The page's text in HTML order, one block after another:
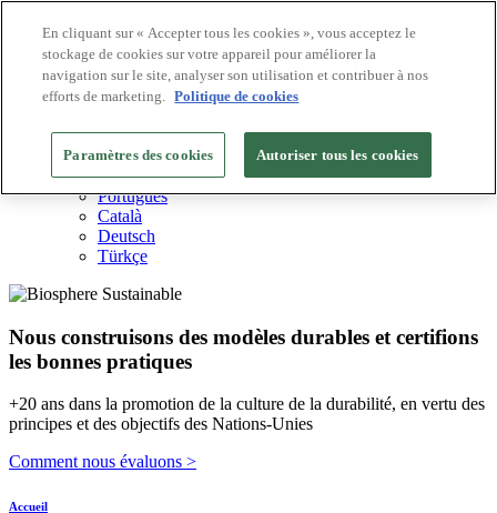
Destinations Biosphere
Entreprises Biosphere
Comment nous valorisons
FR
English
Español
Português
Català
Deutsch
Türkçe
Nous construisons des modèles durables et certifions
les bonnes pratiques
+20 ans dans la promotion de la culture de la durabilité, en vertu des
principes et des objectifs des Nations-Unies
Comment nous évaluons >
Accueil
En cliquant sur « Accepter tous les cookies », vous acceptez le
stockage de cookies sur votre appareil pour améliorer la
navigation sur le site, analyser son utilisation et contribuer à nos
efforts de marketing. Politique de cookies
Paramètres des cookies Autoriser tous les cookies